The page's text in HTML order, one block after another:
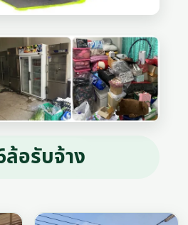
อรับจ้าง